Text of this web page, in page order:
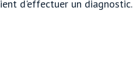
d'effectuer un diagnostic.